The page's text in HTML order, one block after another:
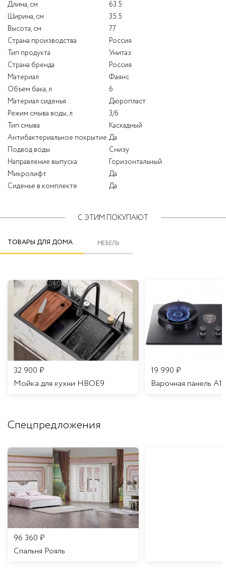
Длина, см
63.5
Ширина, см
35.5
Высота, см
77
Страна производства
Россия
Тип продукта
Унитаз
Страна бренда
Россия
Материал
Фаянс
Объем бака, л
6
Материал сиденья
Дюропласт
Режим смыва воды, л
3/6
Тип смыва
Каскадный
Антибактериальное покрытие Да
Подвод воды
Снизу
Направление выпуска
Горизонтальный
Микролифт
Да
Сиденье в комплекте
Да
С ЭТИМ ПОКУПАЮТ
ТОВАРЫ ДЛЯ ДОМА МЕБЕЛЬ
32 900 ₽
Мойка для кухни HBOE9
19 990 ₽
Варочная панель A16
Спецпредложения
96 360 ₽
Спальня Рояль